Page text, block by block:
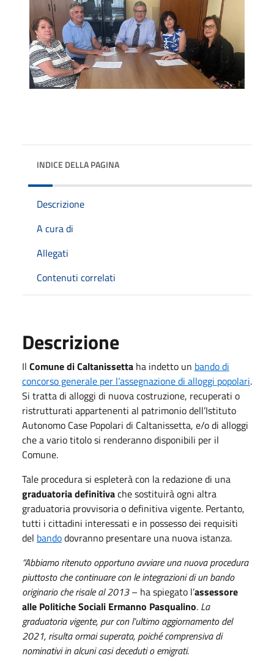
INDICE DELLA PAGINA
Descrizione
A cura di
Allegati
Contenuti correlati
Descrizione
Il Comune di Caltanissetta ha indetto un bando di
concorso generale per l’assegnazione di alloggi popolari.
Si tratta di alloggi di nuova costruzione, recuperati o
ristrutturati appartenenti al patrimonio dell’Istituto
Autonomo Case Popolari di Caltanissetta, e/o di alloggi
che a vario titolo si renderanno disponibili per il
Comune.
Tale procedura si espleterà con la redazione di una
graduatoria definitivache sostituirà ogni altra
graduatoria provvisoria o definitiva vigente. Pertanto,
tutti i cittadini interessati e in possesso dei requisiti
del bandodovranno presentare una nuova istanza.
“Abbiamo ritenuto opportuno avviare una nuova procedura
piuttosto che continuare con le integrazioni di un bando
originario che risale al 2013– ha spiegato l’assessore
alle Politiche Sociali Ermanno Pasqualino. La
graduatoria vigente, pur con l’ultimo aggiornamento del
2021, risulta ormai superata, poiché comprensiva di
nominativi in alcuni casi deceduti o emigrati.